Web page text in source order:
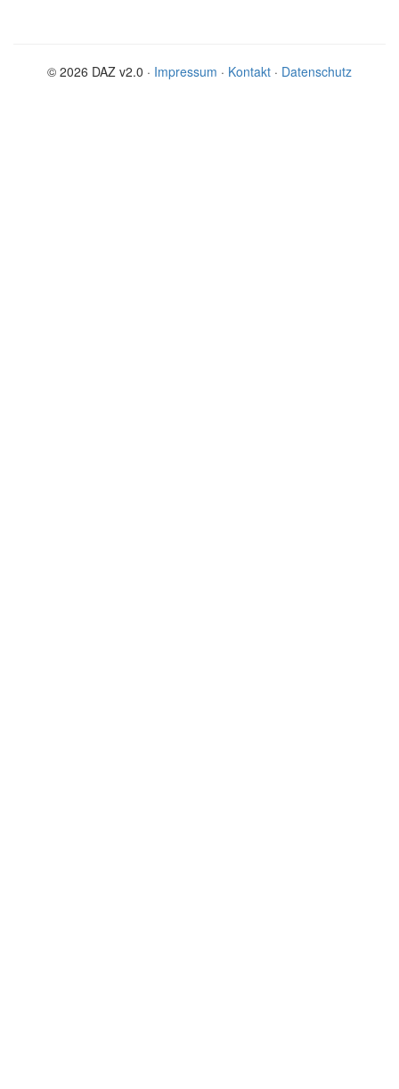
© 2026 DAZ v2.0 · Impressum · Kontakt · Datenschutz